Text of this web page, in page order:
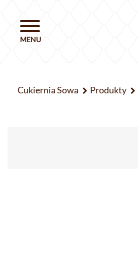
Cukiernia Sowa Produkty